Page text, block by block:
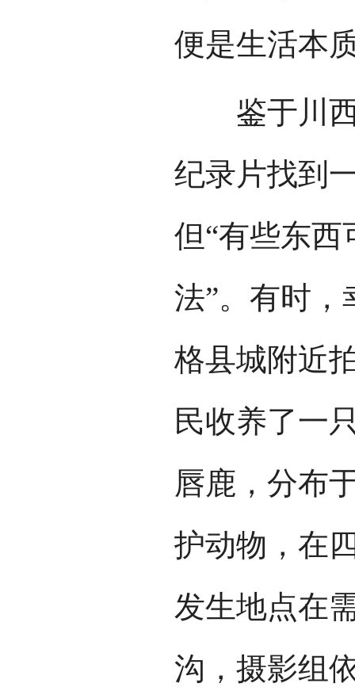
便是生活本
鉴于川西
纪录片找到
但“有些东
法”。有时
格县城附近
民收养了一
唇鹿，分布
护动物，在
发生地点在
沟，摄影组